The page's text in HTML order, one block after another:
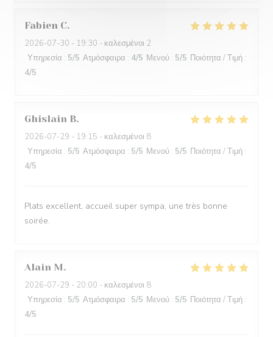
Fabien C
2026-07-30 - 19:30 - καλεσμένοι 2
Υπηρεσία : 5/5 Ατμόσφαιρα : 4/5 Μενού : 5/5 Ποιότητα / Τιμή :
4/5
Ghislain B
2026-07-29 - 19:15 - καλεσμένοι 8
Υπηρεσία : 5/5 Ατμόσφαιρα : 5/5 Μενού : 5/5 Ποιότητα / Τιμή :
4/5
Plats excellent, accueil super sympa, une très bonne
soirée.
Alain M
2026-07-29 - 20:00 - καλεσμένοι 8
Υπηρεσία : 5/5 Ατμόσφαιρα : 5/5 Μενού : 5/5 Ποιότητα / Τιμή :
4/5